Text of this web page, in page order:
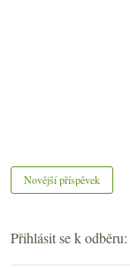
Novější příspěvek
Přihlásit se k odběru: